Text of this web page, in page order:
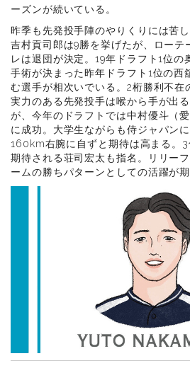
ーズンが続いている。
昨季も先発投手陣のやりくりには苦
吉村貢司郎は9勝を挙げたが、ローテ
レは退団が決定。19年ドラフト1位の
手術が決まった昨年ドラフト1位の西
む選手が相次いでいる。2桁勝利不在
実力のある先発投手は喉から手が出
が、今年のドラフトでは中村優斗（
に成功。大学生ながらも侍ジャパン
160km右腕に自ずと期待は高まる。
期待される荘司宏太も指名。リリー
ームの勝ちパターンとしての活躍が期